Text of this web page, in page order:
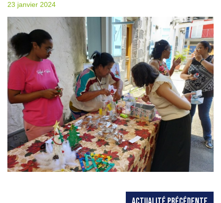
23 janvier 2024